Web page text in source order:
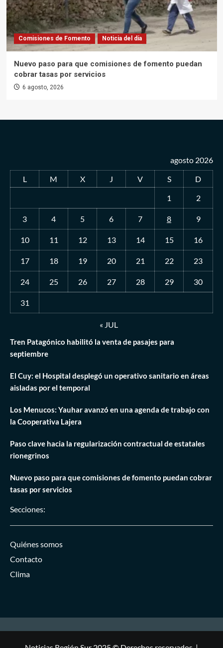
Comisiones de Fomento Noticia del día
Nuevo paso para que comisiones de fomento puedan
cobrar tasas por servicios
6 agosto, 2026
agosto 2026
L
M X J V S
D
1
2
3 4 5 6 7 8 9
10 11 12 13 14 15 16
17 18 19 20 21 22 23
24 25 26 27 28 29 30
31
« JUL
Tren Patagónico habilitó la venta de pasajes para
septiembre
El Cuy: el Hospital desplegó un operativo sanitario en áreas
aisladas por el temporal
Los Menucos: Yauhar avanzó en una agenda de trabajo con
la Cooperativa Lajera
Paso clave hacia la regularización contractual de estatales
rionegrinos
Nuevo paso para que comisiones de fomento puedan cobrar
tasas por servicios
Secciones:
Quiénes somos
Contacto
Clima